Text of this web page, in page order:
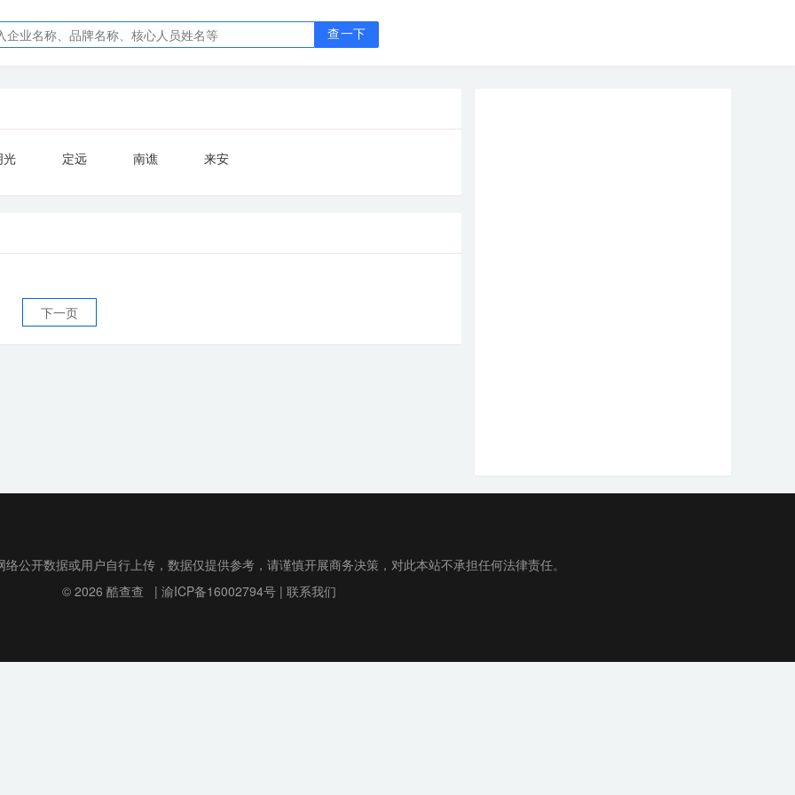
查一下
光 定远 南谯 来安
下一页
公开数据或用户自行上传，数据仅提供参考，请谨慎开展商务决策，对此本站不承担任何法律责任。
© 2026 酷查查 | 渝ICP备16002794号| 联系我们